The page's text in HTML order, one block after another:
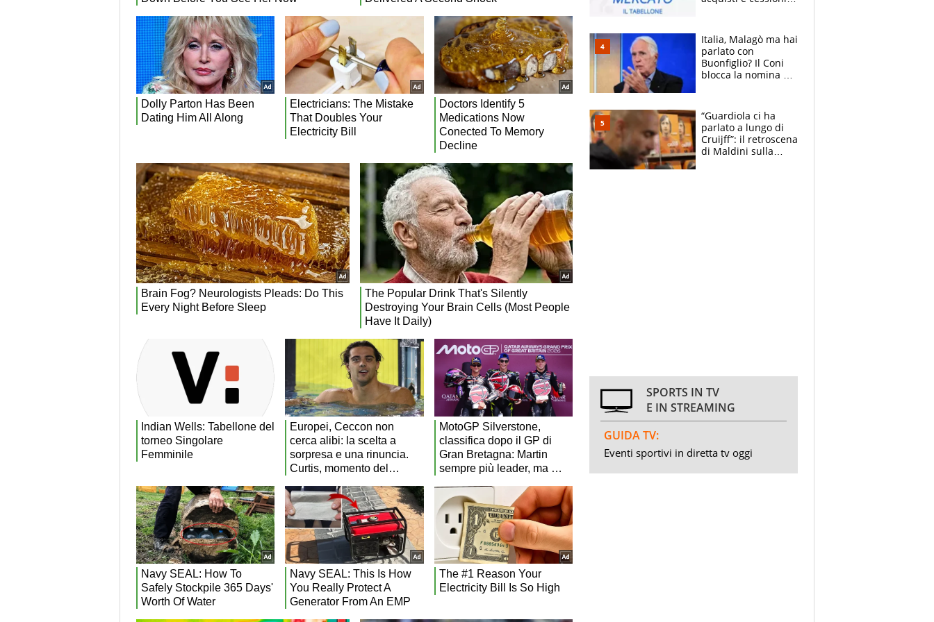
Italia, Malagò ma hai
parlato con
Buonfiglio? Il Coni
blocca la nomina di
“Guardiola ci ha
parlato a lungo di
Cruijff”: il retroscena
di Maldini sulla
SPORTS IN TV
E IN STREAMING
GUIDA TV:
Eventi sportivi in diretta tv oggi